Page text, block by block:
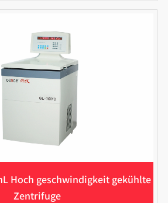
Hoch geschwindigkeit gekühlte
Zentrifuge